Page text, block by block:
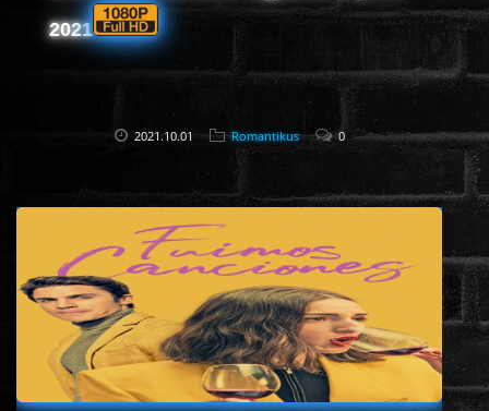
2021
2021.10.01 Romantikus 0